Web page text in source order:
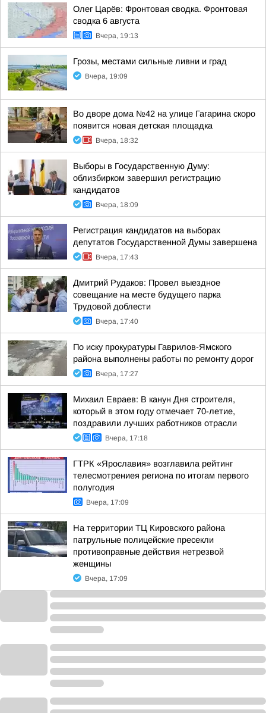
Олег Царёв: Фронтовая сводка. Фронтовая
сводка 6 августа
Вчера, 19:13
Грозы, местами сильные ливни и град
Вчера, 19:09
Во дворе дома №42 на улице Гагарина скоро
появится новая детская площадка
Вчера, 18:32
Выборы в Государственную Думу:
облизбирком завершил регистрацию
кандидатов
Вчера, 18:09
Регистрация кандидатов на выборах
депутатов Государственной Думы завершена
Вчера, 17:43
Дмитрий Рудаков: Провел выездное
совещание на месте будущего парка
Трудовой доблести
Вчера, 17:40
По иску прокуратуры Гаврилов-Ямского
района выполнены работы по ремонту дорог
Вчера, 17:27
Михаил Евраев: В канун Дня строителя,
который в этом году отмечает 70-летие,
поздравили лучших работников отрасли
Вчера, 17:18
ГТРК «Ярославия» возглавила рейтинг
телесмотрениея региона по итогам первого
полугодия
Вчера, 17:09
На территории ТЦ Кировского района
патрульные полицейские пресекли
противоправные действия нетрезвой
женщины
Вчера, 17:09